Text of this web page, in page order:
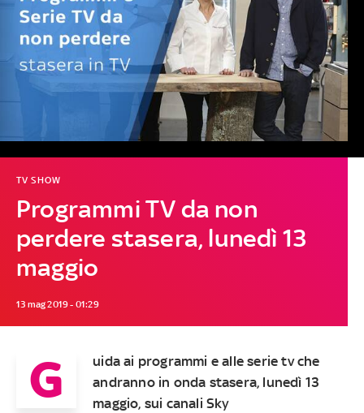
Programmi TV da non
perdere stasera, lunedì 13
maggio
TV SHOW
13 mag 2019 - 01:29
G
uida ai programmi e alle serie tv che
andranno in onda stasera, lunedì 13
maggio, sui canali Sky